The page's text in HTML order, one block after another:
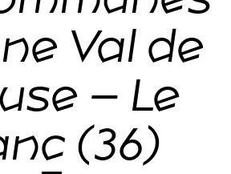
Val de
– Le
(36)